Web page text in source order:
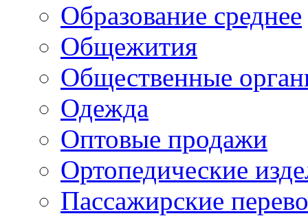
Образование среднее
Общежития
Общественные
Одежда
Оптовые продажи
Ортопедические
Пассажирские